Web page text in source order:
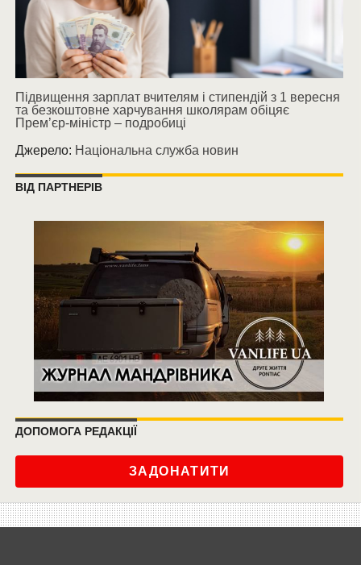
Підвищення зарплат вчителям і стипендій з 1 вересня
та безкоштовне харчування школярам обіцяє
Прем’єр-міністр – подробиці
Джерело: Національна служба новин
ВІД ПАРТНЕРІВ
ДОПОМОГА РЕДАКЦІЇ
ЗАДОНАТИТИ